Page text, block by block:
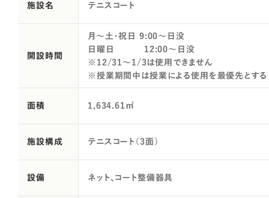
施設名 テニスコート
開設時間
月～土・祝日 9:00～日没
日曜日 12:00～日没
※12/31～1/3は使用できません
※授業期間中は授業による使用を最優先とする
面積 1,634.61㎡
施設構成 テニスコート（3面）
設備 ネット、コート整備器具